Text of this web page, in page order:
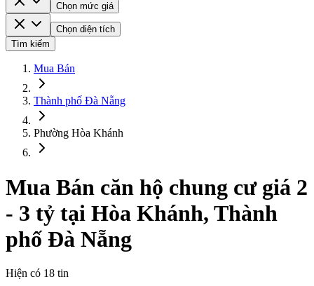
Chọn mức giá
Chọn diện tích
Tìm kiếm
Mua Bán
Thành phố Đà Nẵng
Phường Hòa Khánh
Mua Bán căn hộ chung cư giá 2
- 3 tỷ tại Hòa Khánh, Thành
phố Đà Nẵng
Hiện có 18 tin